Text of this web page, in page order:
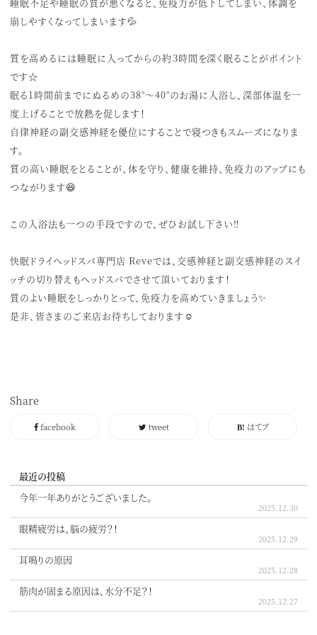
崩しやすくなってしまいます💦
質を高めるには睡眠に入ってからの約３時間を深く眠ることがポイント
です☆
眠る1時間前までにぬるめの38°〜40°のお湯に入浴し、深部体温を一
度上げることで放熱を促します！
自律神経の副交感神経を優位にすることで寝つきもスムーズになりま
す。
質の高い睡眠をとることが、体を守り、健康を維持、免疫力のアップにも
つながります😆
この入浴法も一つの手段ですので、ぜひお試し下さい‼️
快眠ドライヘッドスパ専門店 Reveでは、交感神経と副交感神経のスイ
ッチの切り替えもヘッドスパでさせて頂いております！
質のよい睡眠をしっかりとって、免疫力を高めていきましょう✨
是非、皆さまのご来店お待ちしております☺️
Share
facebook tweet はてブ
最近の投稿
今年一年ありがとうございました。
2025.12.30
眼精疲労は、脳の疲労？！
2025.12.29
耳鳴りの原因
2025.12.28
筋肉が固まる原因は、水分不足？！
2025.12.27